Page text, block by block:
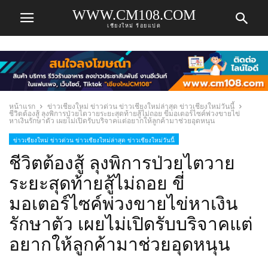
WWW.CM108.COM
เชียงใหม่ ร้อยแปด
หน้าแรก
ข่าวเชียงใหม่ ข่าวด่วน ข่าวเชียงใหม่ล่าสุด ข่าวเชียงใหม่วันนี้
ชีวิตต้องสู้ ลุงพิการป่วยไตวายระยะสุดท้ายสู้ไม่ถอย ขี่มอเตอร์ไซค์พ่วงขายไข่
หาเงินรักษาตัว เผยไม่เปิดรับบริจาคแต่อยากให้ลูกค้ามาช่วยอุดหนุน
ข่าวเชียงใหม่ ข่าวด่วน ข่าวเชียงใหม่ล่าสุด ข่าวเชียงใหม่วันนี้
ชีวิตต้องสู้ ลุงพิการป่วยไตวาย
ระยะสุดท้ายสู้ไม่ถอย ขี่
มอเตอร์ไซค์พ่วงขายไข่หาเงิน
รักษาตัว เผยไม่เปิดรับบริจาคแต่
อยากให้ลูกค้ามาช่วยอุดหนุน